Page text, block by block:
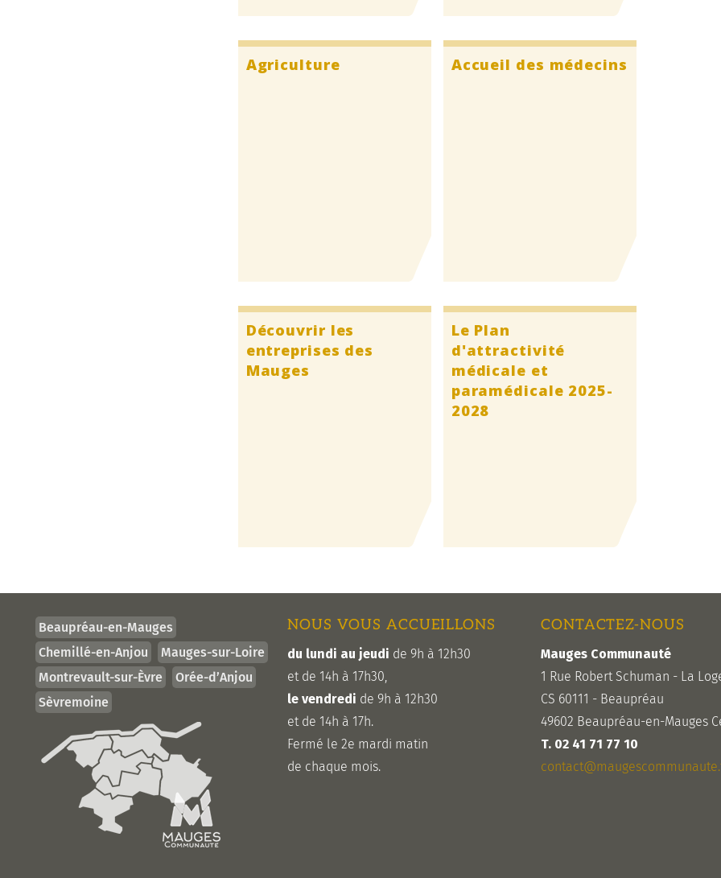
Agriculture Accueil des médecins
Découvrir les
entreprises des
Mauges
Le Plan
d'attractivité
médicale et
paramédicale 2025-
2028
Beaupréau-en-Mauges
Chemillé-en-Anjou
Mauges-sur-Loire
Montrevault-sur-Èvre
Orée-d’Anjou
Sèvremoine
NOUS VOUS ACCUEILLONS
du lundi au jeudi de 9h à 12h30
et de 14h à 17h30,
le vendredi de 9h à 12h30
et de 14h à 17h.
Fermé le 2e mardi matin
de chaque mois.
CONTACTEZ-NOUS
Mauges Communauté
1 Rue Robert Schuman - La
CS 60111 - Beaupréau
49602 Beaupréau-en-Mauges
T. 02 41 71 77 10